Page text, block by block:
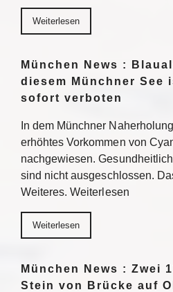
Weiterlesen
München News :
diesem Münchner See
sofort verboten
In dem Münchner
erhöhtes Vorkommen von
nachgewiesen.
sind nicht ausgeschlossen.
Weiteres. Weiterlesen
Weiterlesen
München News : Zwei
Stein von Brücke auf